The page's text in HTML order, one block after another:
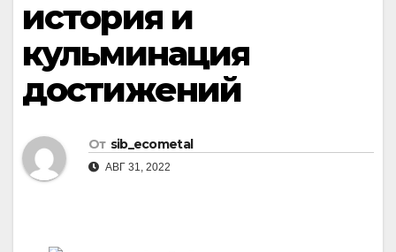
история и
кульминация
достижений
От sib_ecometal
АВГ 31, 2022